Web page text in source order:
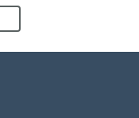
più adatta ad